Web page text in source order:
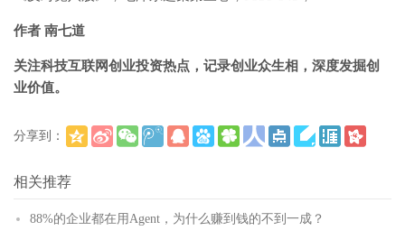
作者 南七道
关注科技互联网创业投资热点，记录创业众生相，深度发掘创
业价值。
分享到：
相关推荐
88%的企业都在用Agent，为什么赚到钱的不到一成？